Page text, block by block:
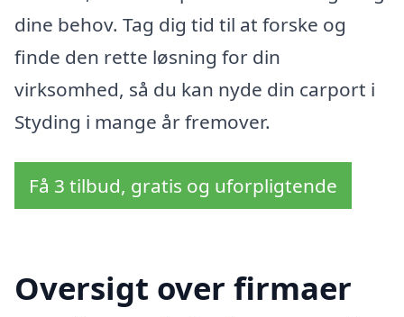
dine behov. Tag dig tid til at forske og
finde den rette løsning for din
virksomhed, så du kan nyde din carport i
Styding i mange år fremover.
Få 3 tilbud, gratis og uforpligtende
Oversigt over firmaer